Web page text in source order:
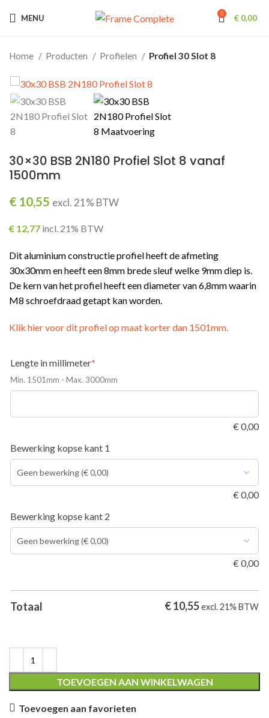
MENU 0 € 0,00
Home Producten Profielen Profiel 30 Slot 8
30×30 BSB 2N180 Profiel Slot 8 vanaf
1500mm
€ 10,55 excl. 21% BTW
€ 12,77 incl. 21% BTW
Dit aluminium constructie profiel heeft de afmeting
30x30mm en heeft een 8mm brede sleuf welke 9mm diep is.
De kern van het profiel heeft een diameter van 6,8mm waarin
M8 schroefdraad getapt kan worden.
Klik hier voor dit profiel op maat korter dan 1501mm.
Lengte in millimeter*
Min. 1501mm - Max. 3000mm
€0,00
Bewerking kopse kant 1
€0,00
Bewerking kopse kant 2
€0,00
Totaal €10,55excl. 21% BTW
TOEVOEGEN AAN WINKELWAGEN
Toevoegen aan favorieten